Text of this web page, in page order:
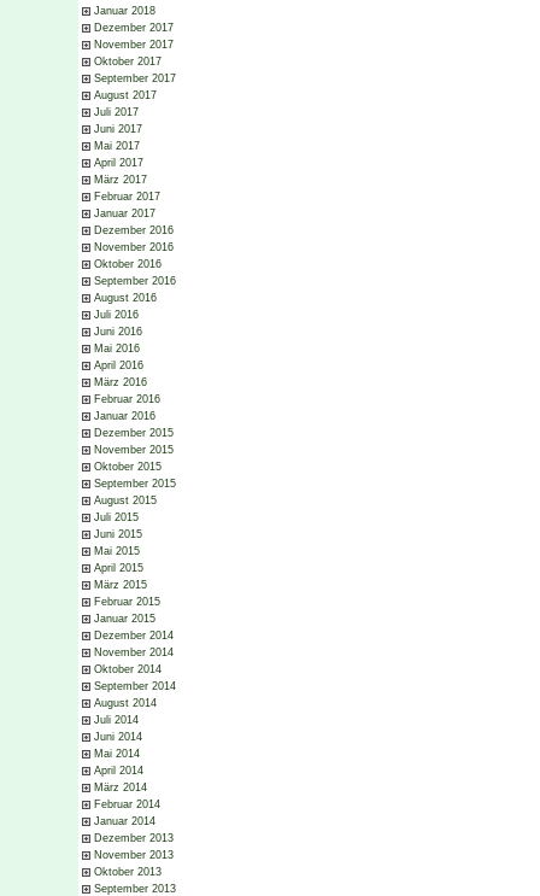
Januar 2018
Dezember 2017
November 2017
Oktober 2017
September 2017
August 2017
Juli 2017
Juni 2017
Mai 2017
April 2017
März 2017
Februar 2017
Januar 2017
Dezember 2016
November 2016
Oktober 2016
September 2016
August 2016
Juli 2016
Juni 2016
Mai 2016
April 2016
März 2016
Februar 2016
Januar 2016
Dezember 2015
November 2015
Oktober 2015
September 2015
August 2015
Juli 2015
Juni 2015
Mai 2015
April 2015
März 2015
Februar 2015
Januar 2015
Dezember 2014
November 2014
Oktober 2014
September 2014
August 2014
Juli 2014
Juni 2014
Mai 2014
April 2014
März 2014
Februar 2014
Januar 2014
Dezember 2013
November 2013
Oktober 2013
September 2013